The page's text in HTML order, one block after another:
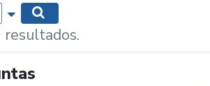
Mostrar opciones de búsqueda